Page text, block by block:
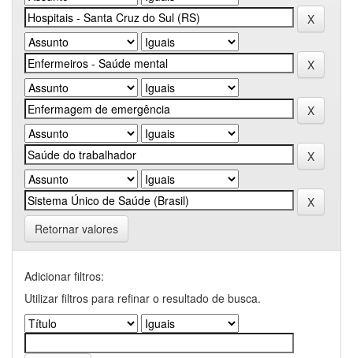
Retornar valores
Adicionar filtros:
Utilizar filtros para refinar o resultado de busca.